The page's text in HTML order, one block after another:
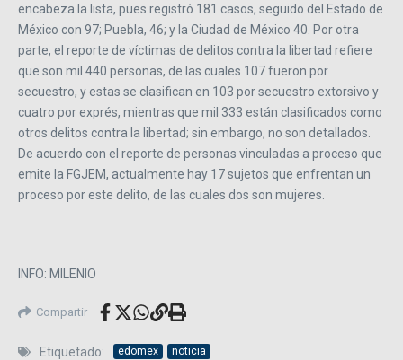
encabeza la lista, pues registró 181 casos, seguido del Estado de
México con 97; Puebla, 46; y la Ciudad de México 40. Por otra
parte, el reporte de víctimas de delitos contra la libertad refiere
que son mil 440 personas, de las cuales 107 fueron por
secuestro, y estas se clasifican en 103 por secuestro extorsivo y
cuatro por exprés, mientras que mil 333 están clasificados como
otros delitos contra la libertad; sin embargo, no son detallados.
De acuerdo con el reporte de personas vinculadas a proceso que
emite la FGJEM, actualmente hay 17 sujetos que enfrentan un
proceso por este delito, de las cuales dos son mujeres.
INFO: MILENIO
Compartir
Etiquetado: edomex noticia